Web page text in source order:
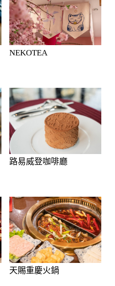
NEKOTEA
路易威登咖啡廳
天賜重慶火鍋